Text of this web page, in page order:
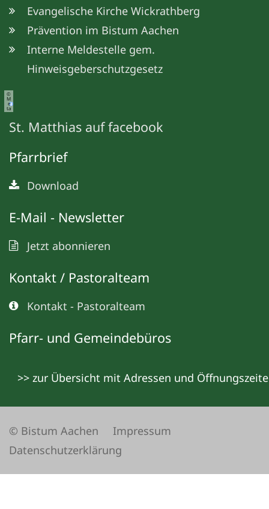
Evangelische Kirche Wickrathberg
Prävention im Bistum Aachen
Interne Meldestelle gem.
Hinweisgeberschutzgesetz
©
M
e
ta
St. Matthias auf facebook
Pfarrbrief
Download
E-Mail - Newsletter
Jetzt abonnieren
Kontakt / Pastoralteam
Kontakt - Pastoralteam
Pfarr- und Gemeindebüros
>> zur Übersicht mit Adressen und
© Bistum Aachen
Impressum
Datenschutzerklärung